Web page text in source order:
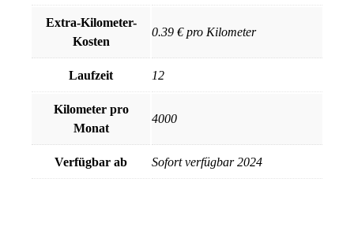
Extra-Kilometer-
Kosten
0.39 € pro Kilometer
Laufzeit 12
Kilometer pro
Monat
4000
Verfügbar ab Sofort verfügbar 2024